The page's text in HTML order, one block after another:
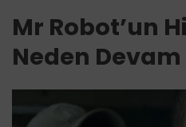
Mr Robot’un
Neden